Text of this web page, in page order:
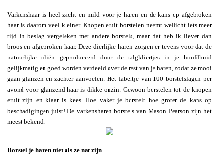
Varkenshaar is heel zacht en mild voor je haren en de kans op afgebroken
haar is daarom veel kleiner. Knopen eruit borstelen neemt wellicht iets meer
tijd in beslag vergeleken met andere borstels, maar dat heb ik liever dan
broos en afgebroken haar. Deze dierlijke haren zorgen er tevens voor dat de
natuurlijke oliën geproduceerd door de talgkliertjes in je hoofdhuid
gelijkmatig en goed worden verdeeld over de rest van je haren, zodat ze mooi
gaan glanzen en zachter aanvoelen. Het fabeltje van 100 borstelslagen per
avond voor glanzend haar is dikke onzin. Gewoon borstelen tot de knopen
eruit zijn en klaar is kees. Hoe vaker je borstelt hoe groter de kans op
beschadigingen juist! De varkensharen borstels van Mason Pearson zijn het
meest bekend.
Borstel je haren niet als ze nat zijn